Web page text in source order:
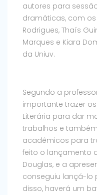
autores para
dramáticas, com
Rodrigues, Thaís
Marques e Kiara
da Uniuv.
Segundo a
importante trazer
Literária para dar
trabalhos e
acadêmicos para
feito o lançamento
Douglas, e a
conseguiu lançá-lo
disso, haverá um